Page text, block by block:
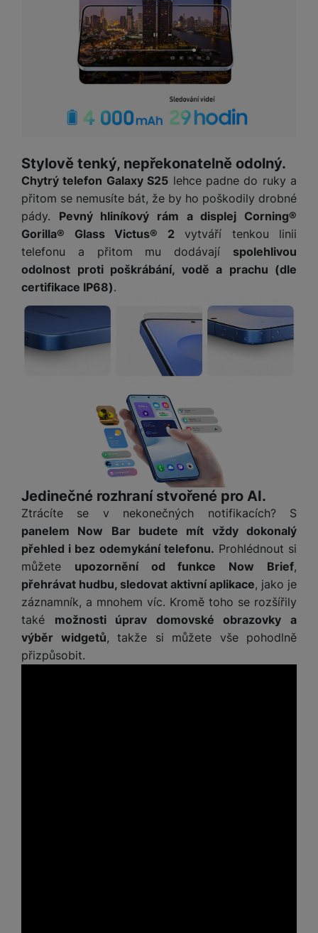
i
c
e
bí
je
ní
m
Stylově tenký, nepřekonatelně odolný.
Chytrý telefon Galaxy S25 lehce padne do ruky a
přitom se nemusíte bát, že by ho poškodily drobné
pády. Pevný hliníkový rám a displej Corning®
Gorilla® Glass Victus® 2vytváří tenkou linii
telefonu a přitom mu dodávají spolehlivou
odolnost proti poškrábání, vodě a prachu (dle
certifikace IP68).
Jedinečné rozhraní stvořené pro AI.
Ztrácíte se v nekonečných notifikacích? S
panelem Now Bar budete mít vždy dokonalý
přehled i bez odemykání telefonu. Prohlédnout si
můžete upozornění od funkce Now Brief,
přehrávat hudbu, sledovat aktivní aplikace, jako je
záznamník, a mnohem víc. Kromě toho se rozšířily
také možnosti úprav domovské obrazovky a
výběr widgetů, takže si můžete vše pohodlně
přizpůsobit.